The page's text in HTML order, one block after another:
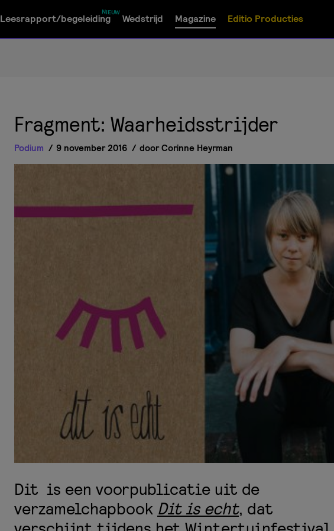
Leesrapport/begeleiding Wedstrijd Magazine Editio Producties
Fragment: Waarheidsstrijder
Podium 9 november 2016 doorCorinne Heyrman
Dit is een voorpublicatie uit de
verzamelchapbook Dit is echt, dat